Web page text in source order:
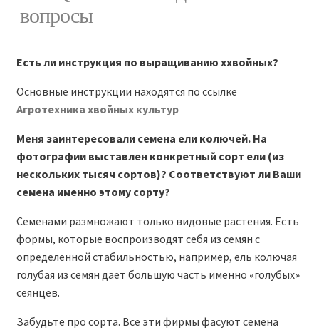
Доставка
Мой аккаунт
вопросы
Есть ли инструкция по выращиванию ххвойных?
Основные инструкции находятся по ссылке
Агротехника хвойных культур
Меня заинтересовали семена ели колючей. На
фотографии выставлен конкретный сорт ели (из
нескольких тысяч сортов)? Соответствуют ли Ваши
семена именно этому сорту?
Семенами размножают только видовые растения. Есть
формы, которые воспроизводят себя из семян с
определенной стабильностью, например, ель колючая
голубая из семян дает большую часть именно «голубых»
сеянцев.
Забудьте про сорта. Все эти фирмы фасуют семена